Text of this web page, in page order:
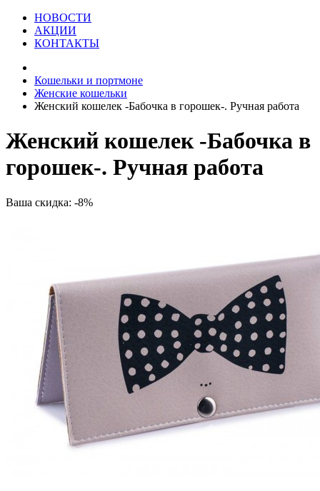
НОВОСТИ
АКЦИИ
КОНТАКТЫ
Кошельки и портмоне
Женские кошельки
Женский кошелек -Бабочка в горошек-. Ручная работа
Женский кошелек -Бабочка в
горошек-. Ручная работа
Ваша скидка: -8%